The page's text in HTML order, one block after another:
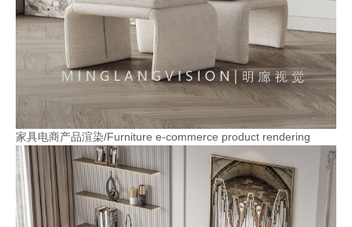
家具电商产品渲染/Furniture e-commerce product rendering